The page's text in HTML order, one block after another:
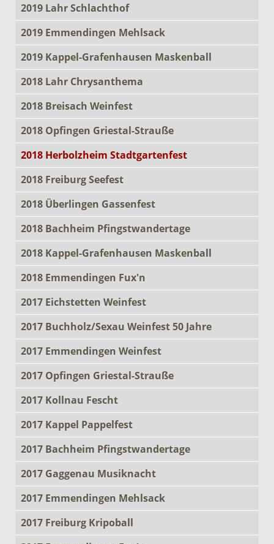
2019 Lahr Schlachthof
2019 Emmendingen Mehlsack
2019 Kappel-Grafenhausen Maskenball
2018 Lahr Chrysanthema
2018 Breisach Weinfest
2018 Opfingen Griestal-Strauße
2018 Herbolzheim Stadtgartenfest
2018 Freiburg Seefest
2018 Überlingen Gassenfest
2018 Bachheim Pfingstwandertage
2018 Kappel-Grafenhausen Maskenball
2018 Emmendingen Fux'n
2017 Eichstetten Weinfest
2017 Buchholz/Sexau Weinfest 50 Jahre
2017 Emmendingen Weinfest
2017 Opfingen Griestal-Strauße
2017 Kollnau Fescht
2017 Kappel Pappelfest
2017 Bachheim Pfingstwandertage
2017 Gaggenau Musiknacht
2017 Emmendingen Mehlsack
2017 Freiburg Kripoball